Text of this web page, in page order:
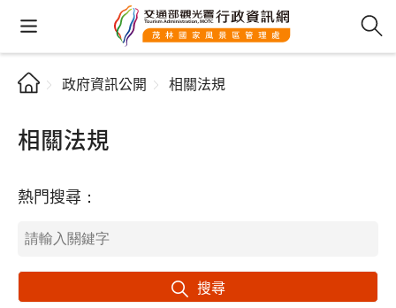
政府資訊公開 相關法規
相關法規
熱門搜尋：
搜尋